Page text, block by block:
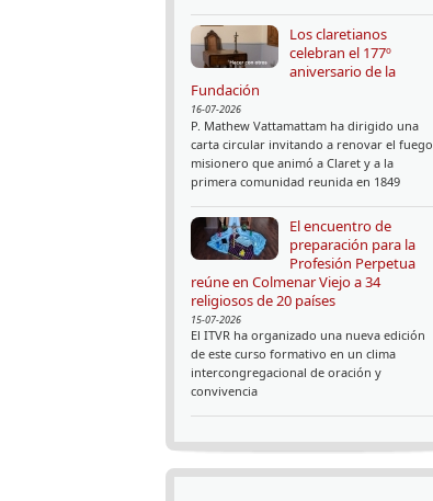
Los claretianos
celebran el 177º
aniversario de la
Fundación
16-07-2026
P. Mathew Vattamattam ha dirigido una
carta circular invitando a renovar el fuego
misionero que animó a Claret y a la
primera comunidad reunida en 1849
El encuentro de
preparación para la
Profesión Perpetua
reúne en Colmenar Viejo a 34
religiosos de 20 países
15-07-2026
El ITVR ha organizado una nueva edición
de este curso formativo en un clima
intercongregacional de oración y
convivencia